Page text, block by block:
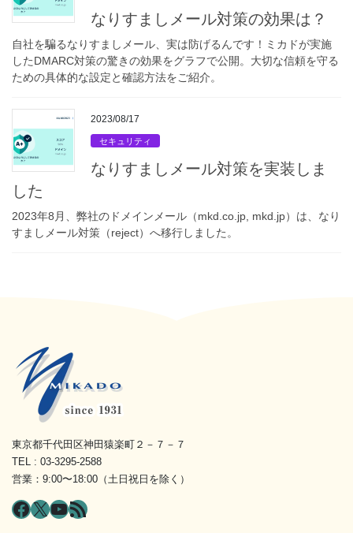
なりすましメール対策の効果は？
自社を騙るなりすましメール、実は防げるんです！ミカドが実施
したDMARC対策の驚きの効果をグラフで公開。大切な信頼を守る
ための具体的な設定と確認方法をご紹介。
2023/08/17
セキュリティ
なりすましメール対策を実装しま
した
2023年8月、弊社のドメインメール（mkd.co.jp, mkd.jp）は、なり
すましメール対策（reject）へ移行しました。
東京都千代田区神田猿楽町２－７－７
TEL : 03-3295-2588
営業：9:00〜18:00（土日祝日を除く）
Facebook
X YouTube
RSS フィード